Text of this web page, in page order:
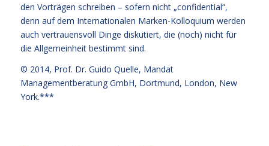
den Vorträgen schreiben – sofern nicht „confidential“,
denn auf dem Internationalen Marken-Kolloquium werden
auch vertrauensvoll Dinge diskutiert, die (noch) nicht für
die Allgemeinheit bestimmt sind.
© 2014, Prof. Dr. Guido Quelle, Mandat
Managementberatung GmbH, Dortmund, London, New
York.***